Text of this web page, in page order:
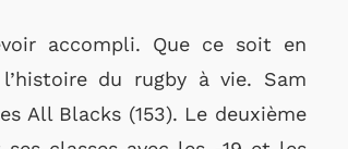
accompli. Que ce soit en
du rugby à vie. Sam
All Blacks (153). Le deuxième